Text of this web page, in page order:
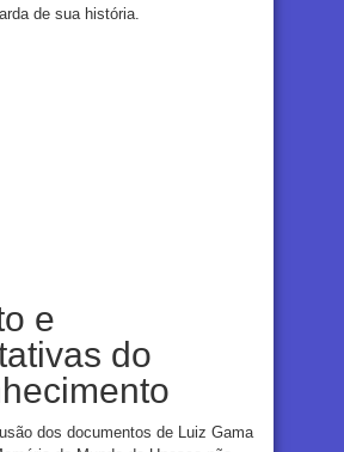
de sua história.
e
do
dos documentos de Luiz Gama